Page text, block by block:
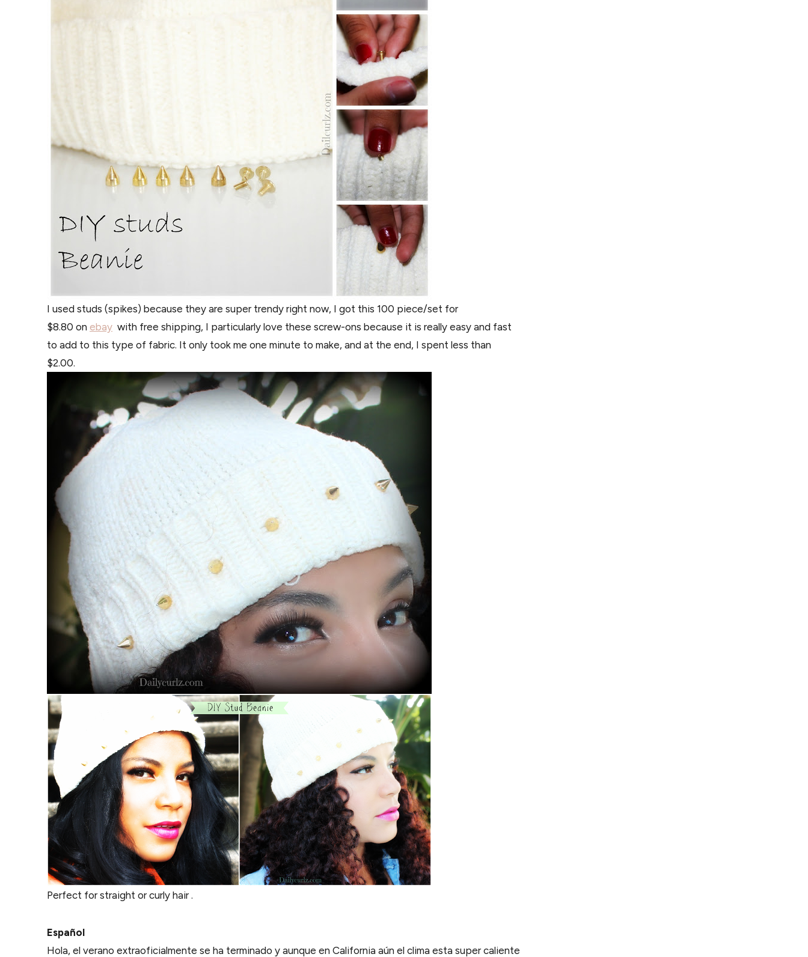
I used studs (spikes) because they are super trendy right now, I got this 100 piece/set for
$8.80 on ebay with free shipping, I particularly love these screw-ons because it is really easy and fast
to add to this type of fabric. It only took me one minute to make, and at the end, I spent less than
$2.00.
Perfect for straight or curly hair .
Español
Hola, el verano extraoficialmente se ha terminado y aunque en California aún el clima esta super caliente